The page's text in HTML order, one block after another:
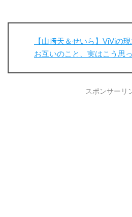
【山﨑天＆せいら】ViViの
お互いのこと、実はこう思
スポンサーリ